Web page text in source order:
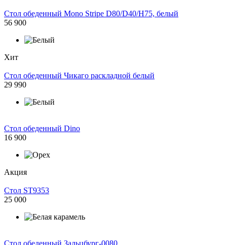
Стол обеденный Mono Stripe D80/D40/H75, белый
56 900
Хит
Стол обеденный Чикаго раскладной белый
29 990
Стол обеденный Dino
16 900
Акция
Стол ST9353
25 000
Стол обеденный Зальцбург-0080